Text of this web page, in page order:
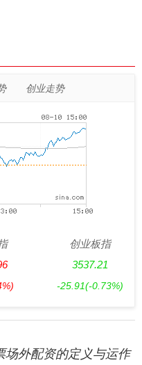
创业走势
创业板指
3537.21
-25.91(-0.73%)
场外配资的定义与运作